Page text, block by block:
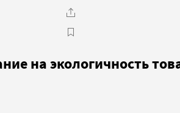
на экологичность